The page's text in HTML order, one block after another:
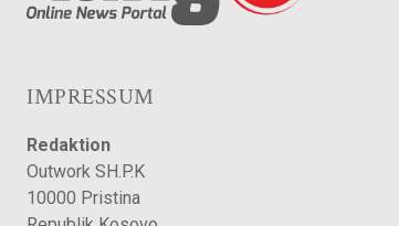
IMPRESSUM
Redaktion
Outwork SH.P.K
10000 Pristina